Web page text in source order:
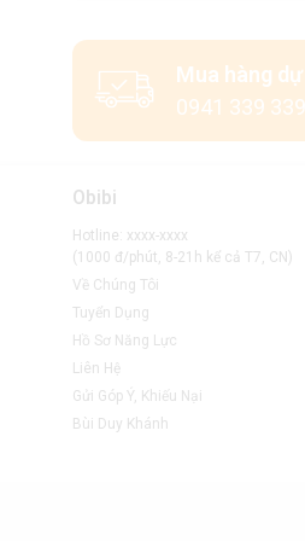
Mua hàng
0941 339
Obibi
Hotline: xxxx-xxxx
(1000 đ/phút, 8-21h kể cả T7, CN)
Về Chúng Tôi
Tuyển Dụng
Hồ Sơ Năng Lực
Liên Hệ
Gửi Góp Ý, Khiếu Nại
Bùi Duy Khánh